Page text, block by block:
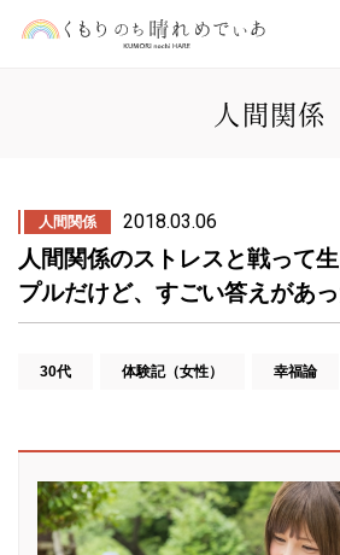
人間関係
人間関係 2018.03.06
人間関係のストレスと戦って
プルだけど、すごい答えがあ
30代 体験記（女性） 幸福論